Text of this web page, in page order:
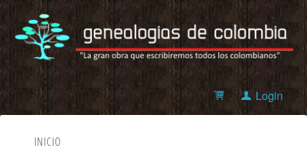
Login
INICIO